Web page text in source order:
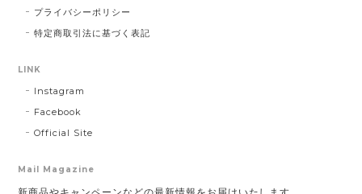
プライバシーポリシー
特定商取引法に基づく表記
LINK
Instagram
Facebook
Official Site
Mail Magazine